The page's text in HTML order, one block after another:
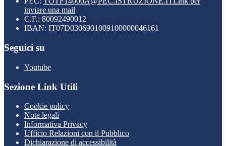
inviare una mail
C.F.: 80092490012
IBAN: IT07D0306901009100000046161
Seguici su
Youtube
Sezione Link Utili
Cookie policy
Note legali
Informativa Privacy
Ufficio Relazioni con il Pubblico
Dichiarazione di accessibilità